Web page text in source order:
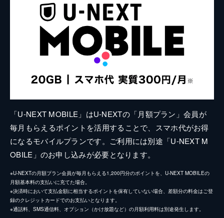
「U-NEXT MOBILE」はU-NEXTの「月額プラン」会員が
毎月もらえるポイントを活用することで、スマホ代がお得
になるモバイルプランです。ご利用には別途「U-NEXT M
OBILE」のお申し込みが必要となります。
※U-NEXTの月額プラン会員が毎月もらえる1,200円分のポイントを、U-NEXT MOBILEの
月額基本料の支払いに充てた場合。
※決済時において支払金額に相当するポイントを保有していない場合、差額分の料金はご登
録のクレジットカードでのお支払いとなります。
※通話料、SMS通信料、オプション（かけ放題など）の月額利用料は別途発生します。